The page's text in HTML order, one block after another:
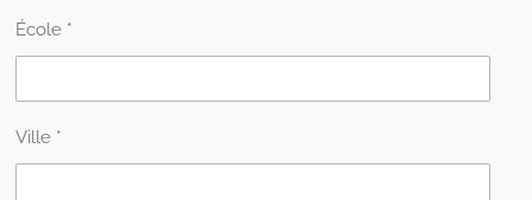
École *
Ville *